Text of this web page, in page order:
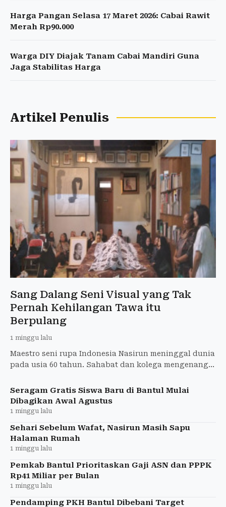
Harga Pangan Selasa 17 Maret 2026: Cabai Rawit
Merah Rp90.000
Warga DIY Diajak Tanam Cabai Mandiri Guna
Jaga Stabilitas Harga
Artikel Penulis
Sang Dalang Seni Visual yang Tak
Pernah Kehilangan Tawa itu
Berpulang
1 minggu lalu
Maestro seni rupa Indonesia Nasirun meninggal dunia
pada usia 60 tahun. Sahabat dan kolega mengenang
ditingga
Seragam Gratis Siswa Baru di Bantul Mulai
Dibagikan Awal Agustus
1 minggu lalu
Sehari Sebelum Wafat, Nasirun Masih Sapu
Halaman Rumah
1 minggu lalu
Pemkab Bantul Prioritaskan Gaji ASN dan PPPK
Rp41 Miliar per Bulan
1 minggu lalu
Pendamping PKH Bantul Dibebani Target